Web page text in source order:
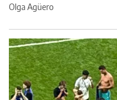
Olga Agüero